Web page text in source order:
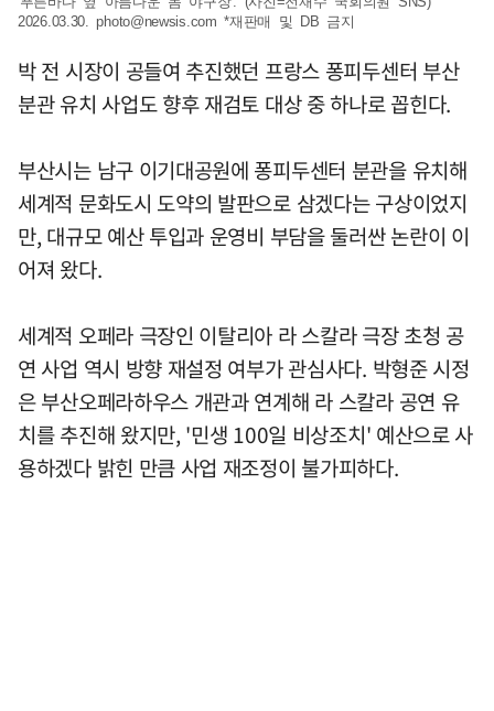
2026.03.30.photo@newsis.com *재판매 및 DB 금지
박 전 시장이 공들여 추진했던 프랑스 퐁피두센터 부산
분관 유치 사업도 향후 재검토 대상 중 하나로 꼽힌다.
부산시는 남구 이기대공원에 퐁피두센터 분관을 유치해
세계적 문화도시 도약의 발판으로 삼겠다는 구상이었지
만, 대규모 예산 투입과 운영비 부담을 둘러싼 논란이 이
어져 왔다.
세계적 오페라 극장인 이탈리아 라 스칼라 극장 초청 공
연 사업 역시 방향 재설정 여부가 관심사다. 박형준 시정
은 부산오페라하우스 개관과 연계해 라 스칼라 공연 유
치를 추진해 왔지만, '민생 100일 비상조치' 예산으로 사
용하겠다 밝힌 만큼 사업 재조정이 불가피하다.